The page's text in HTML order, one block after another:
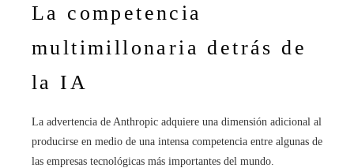
La competencia
multimillonaria detrás de
la IA
La advertencia de Anthropic adquiere una dimensión adicional al
producirse en medio de una intensa competencia entre algunas de
las empresas tecnológicas más importantes del mundo.